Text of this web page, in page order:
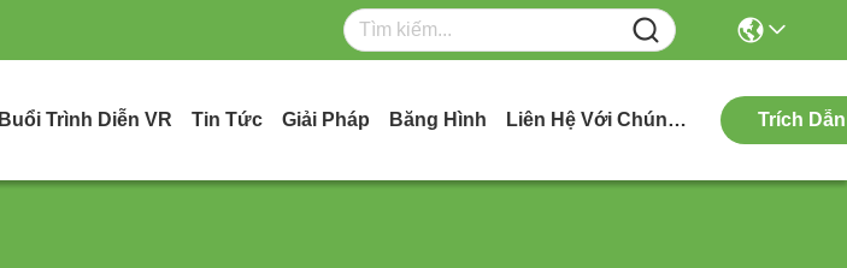
Buổi Trình Diễn VR Tin Tức Giải Pháp Băng Hình Liên Hệ Với Chúng Tôi Trích Dẫn